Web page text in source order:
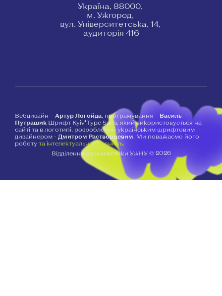
Україна, 88000,
м. Ужгород,
вул. Університетська, 14,
аудиторія 416
Вебдизайн – Артур Логойда, програмування – Василь
Путрашик Шрифт Kyiv*Type Sans, який використовується на
сайті та в логотипі, розроблений українським шрифтовим
дизайнером - Дмитром Растворцевим. Ми поважаємо його
роботу та інтелектуальну власність.
Відділення журналістики УжНУ © 2026